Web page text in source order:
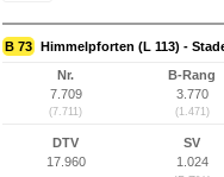
B 73 Himmelpforten (L 113) -
Nr.
7.709
(7.711)
B-Rang
3.770
(1.471)
DTV
17.960
SV
1.024